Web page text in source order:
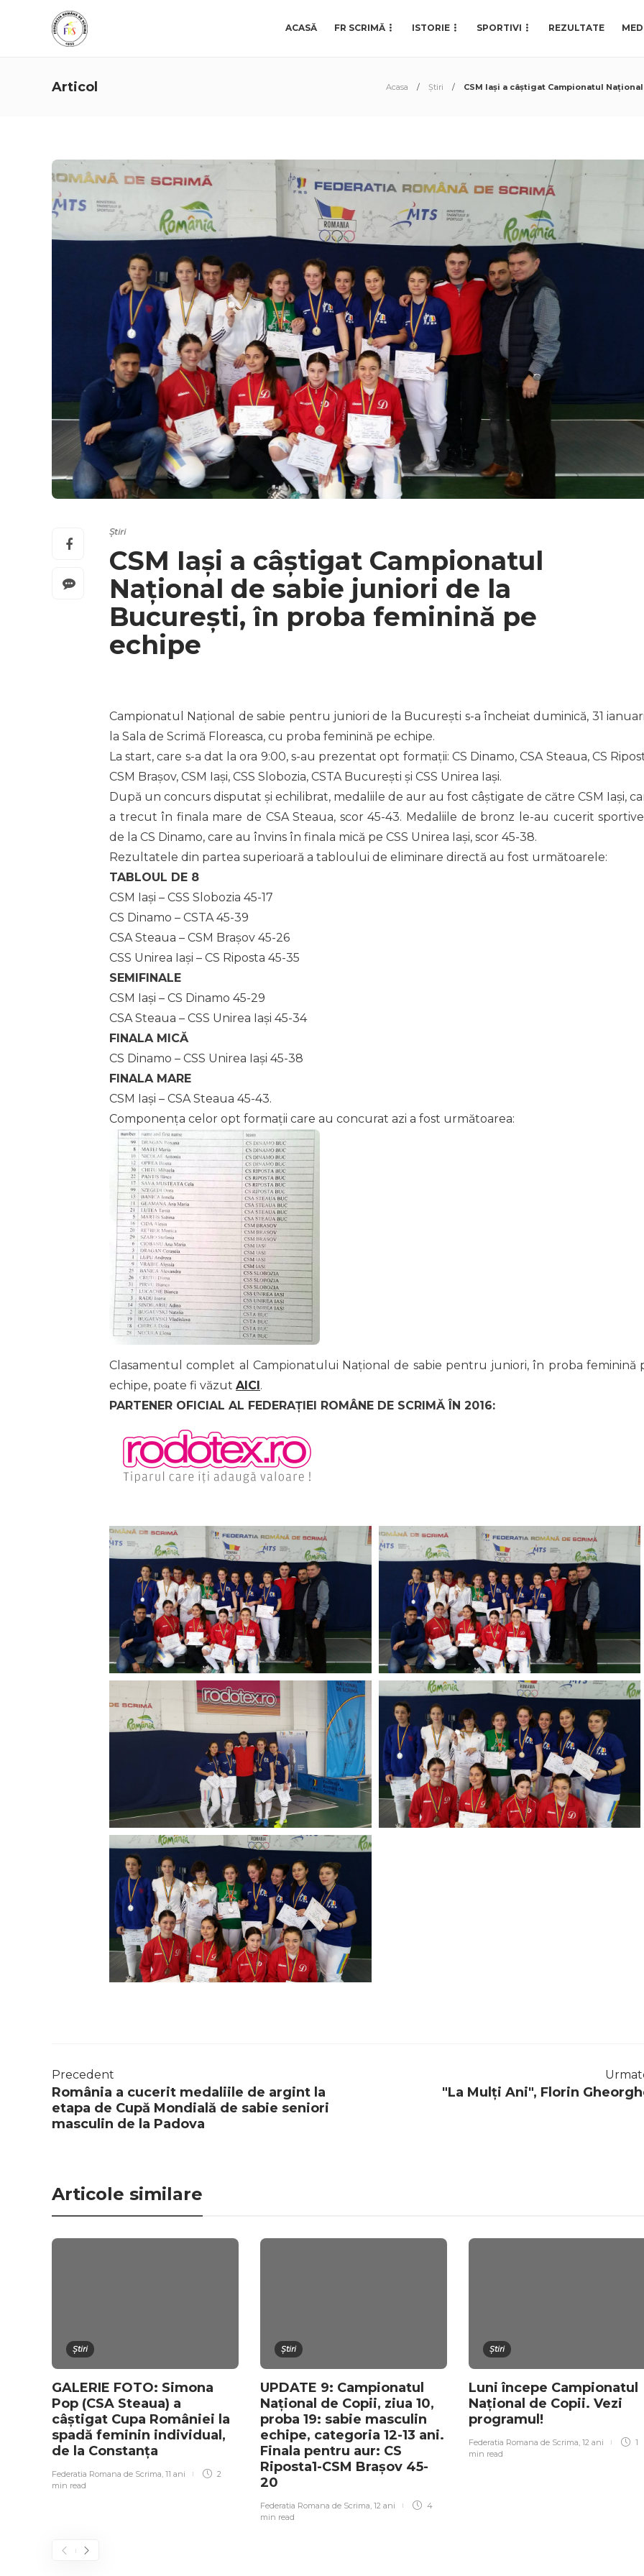
ACASĂ FR SCRIMĂ ISTORIE SPORTIVI REZULTATE
Articol Acasa Știri CSM Iași a câștigat Campionatul
Știri
CSM Iași a câștigat Campionatul
Național de sabie juniori de la
București, în proba feminină pe
echipe
Campionatul Național de sabie pentru juniori de la București s-a încheiat duminică, 31
la Sala de Scrimă Floreasca, cu proba feminină pe echipe.
La start, care s-a dat la ora 9:00, s-au prezentat opt formații: CS Dinamo, CSA Steaua, CS
CSM Brașov, CSM Iași, CSS Slobozia, CSTA București și CSS Unirea Iași.
După un concurs disputat și echilibrat, medaliile de aur au fost câștigate de către CSM Iași,
a trecut în finala mare de CSA Steaua, scor 45-43. Medaliile de bronz le-au cucerit
de la CS Dinamo, care au învins în finala mică pe CSS Unirea Iași, scor 45-38.
Rezultatele din partea superioară a tabloului de eliminare directă au fost următoarele:
TABLOUL DE 8
CSM Iași – CSS Slobozia 45-17
CS Dinamo – CSTA 45-39
CSA Steaua – CSM Brașov 45-26
CSS Unirea Iași – CS Riposta 45-35
SEMIFINALE
CSM Iași – CS Dinamo 45-29
CSA Steaua – CSS Unirea Iași 45-34
FINALA MICĂ
CS Dinamo – CSS Unirea Iași 45-38
FINALA MARE
CSM Iași – CSA Steaua 45-43.
Componența celor opt formații care au concurat azi a fost următoarea:
Clasamentul complet al Campionatului Național de sabie pentru juniori, în proba feminină
echipe, poate fi văzut AICI.
PARTENER OFICIAL AL FEDERAȚIEI ROMÂNE DE SCRIMĂ ÎN 2016:
Precedent
România a cucerit medaliile de argint la
etapa de Cupă Mondială de sabie seniori
masculin de la Padova
"La Mulți Ani", Florin
Articole similare
Știri
GALERIE FOTO: Simona
Pop (CSA Steaua) a
câștigat Cupa României la
spadă feminin individual,
de la Constanța
Federatia Romana de Scrima, 11 ani
2
min read
Știri
UPDATE 9: Campionatul
Național de Copii, ziua 10,
proba 19: sabie masculin
echipe, categoria 12-13 ani.
Finala pentru aur: CS
Riposta1-CSM Brașov 45-
20
Federatia Romana de Scrima, 12 ani
4
min read
Știri
Luni începe Campionatul
Național de Copii. Vezi
programul!
Federatia Romana de Scrima, 12 ani
1
min read